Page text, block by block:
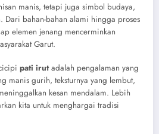
manis, tetapi juga simbol budaya,
Dari bahan-bahan alami hingga proses
elemen jenang mencerminkan
Garut.
pati irutadalah pengalaman yang
manis gurih, teksturnya yang lembut,
kesan mendalam. Lebih
kita untuk menghargai tradisi